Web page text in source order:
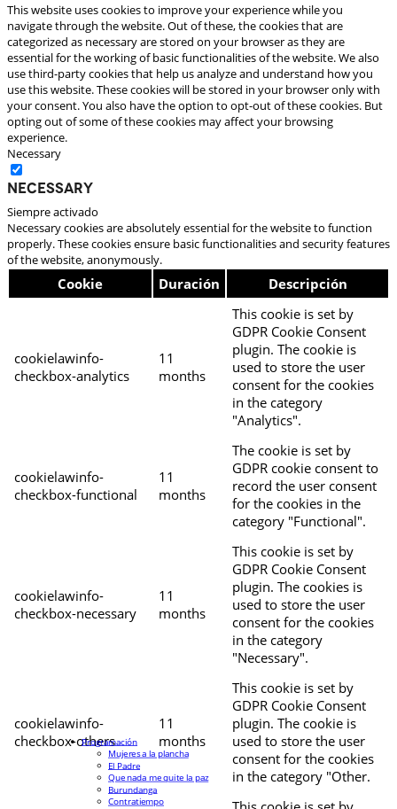
This website uses cookies to improve your experience while you
navigate through the website. Out of these, the cookies that are
categorized as necessary are stored on your browser as they are
essential for the working of basic functionalities of the website. We also
use third-party cookies that help us analyze and understand how you
use this website. These cookies will be stored in your browser only with
your consent. You also have the option to opt-out of these cookies. But
opting out of some of these cookies may affect your browsing
experience.
Necessary
Necessary
Siempre activado
Necessary cookies are absolutely essential for the website to function
properly. These cookies ensure basic functionalities and security features
of the website, anonymously.
Cookie Duración Descripción
cookielawinfo-
checkbox-analytics
11
months
This cookie is set by
GDPR Cookie Consent
plugin. The cookie is
used to store the user
consent for the cookies
in the category
"Analytics".
cookielawinfo-
checkbox-functional
11
months
The cookie is set by
GDPR cookie consent to
record the user consent
for the cookies in the
category "Functional".
cookielawinfo-
checkbox-necessary
11
months
This cookie is set by
GDPR Cookie Consent
plugin. The cookies is
used to store the user
consent for the cookies
in the category
"Necessary".
cookielawinfo-
checkbox-others
11
months
This cookie is set by
GDPR Cookie Consent
plugin. The cookie is
used to store the user
consent for the cookies
in the category "Other.
Programación
Mujeres a la plancha
El Padre
Que nada me quite la paz
Burundanga
Contratiempo